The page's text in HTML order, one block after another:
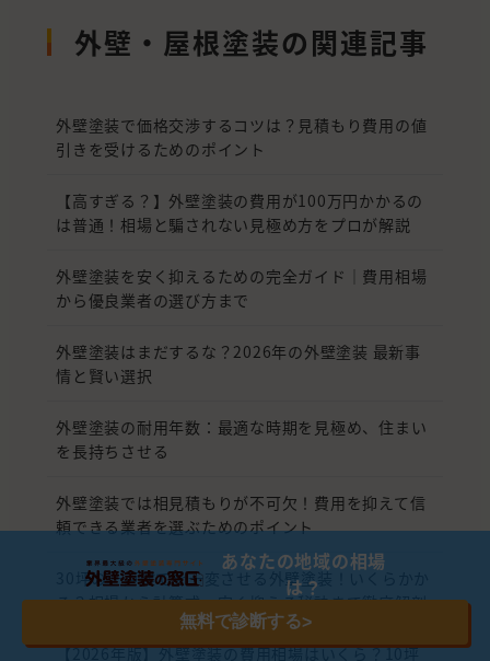
外壁・屋根塗装の関連記事
外壁塗装で価格交渉するコツは？見積もり費用の値
引きを受けるためのポイント
【高すぎる？】外壁塗装の費用が100万円かかるの
は普通！相場と騙されない見極め方をプロが解説
外壁塗装を安く抑えるための完全ガイド｜費用相場
から優良業者の選び方まで
外壁塗装はまだするな？2026年の外壁塗装 最新事
情と賢い選択
外壁塗装の耐用年数：最適な時期を見極め、住まい
を長持ちさせる
外壁塗装では相見積もりが不可欠！費用を抑えて信
頼できる業者を選ぶためのポイント
30坪の一戸建てを一変させる外壁塗装！いくらかか
る？相場から計算式、安く抑える秘訣まで徹底解剖
【2026年版】外壁塗装の費用相場はいくら？10坪
あなたの地域の相場
は？
無料で診断する>